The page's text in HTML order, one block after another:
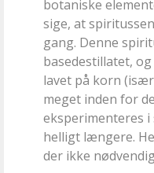
botaniske
sige, at
gang. Denne
basedestillatet,
lavet på korn
meget inden for
eksperimenteres
helligt længere.
der ikke